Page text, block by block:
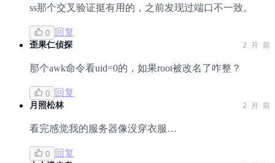
ss那个交叉验证挺有用的，之前发现过端口不一致。
0 回复
歪果仁侦探 2 月 前
那个awk命令看uid=0的，如果root被改名了咋整？
0 回复
月照松林 2 月 前
看完感觉我的服务器像没穿衣服…
0 回复